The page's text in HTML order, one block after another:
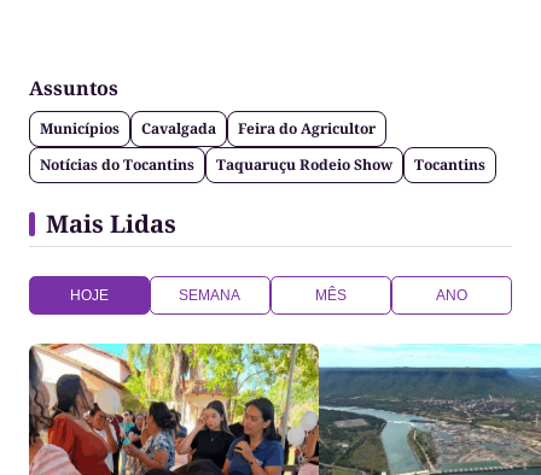
Assuntos
Municípios Cavalgada
Feira do Agricultor
Notícias do Tocantins
Taquaruçu Rodeio Show Tocantins
Mais Lidas
HOJE SEMANA MÊS ANO